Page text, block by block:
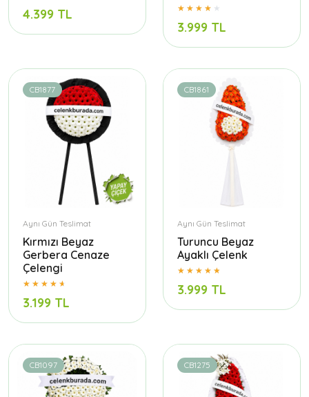
4.399 TL
3.999 TL
CB1877
Aynı Gün Teslimat
Kırmızı Beyaz
Gerbera Cenaze
Çelengi
3.199 TL
CB1861
Aynı Gün Teslimat
Turuncu Beyaz
Ayaklı Çelenk
3.999 TL
CB1097 CB1275